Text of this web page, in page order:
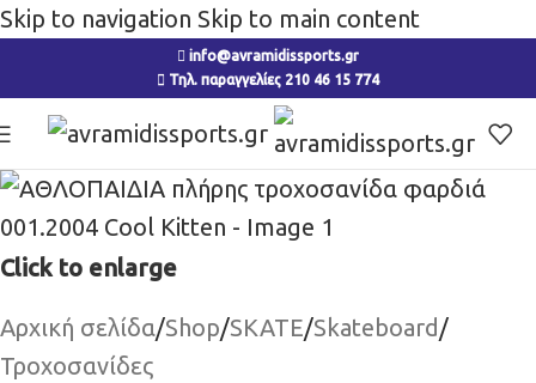
Skip to navigation Skip to main content
info@avramidissports.gr
Τηλ. παραγγελίες 210 46 15 774
Click to enlarge
Αρχική σελίδα/Shop/SKATE/Skateboard/
Τροχοσανίδες